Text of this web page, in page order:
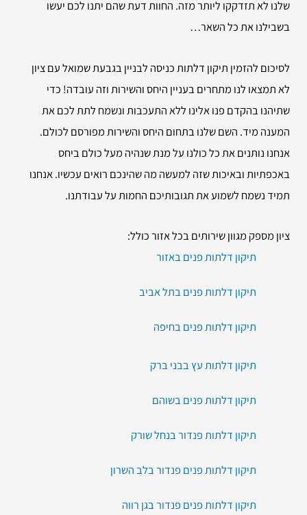
שלנו לא תזדקקו ליותר מזה. החוות דעת שהם יתנו לכם יעשו
בשבילנו את כל השאר…
לסיכום להזמין תיקון דלתות כניסה לבניין בגבעת שמואל עם ציון
לא תמצאו לנו מתחרים בעניין היחס והשירות וזה עובדה! כדי
שתיהנו בהקדם פנו אלינו ללא התעכבות ונשמח לתת לכם את
המענה מיד. השם שלנו בתחום היחס והשירות מפורסם לכולם.
אנחנו נותנים את כל כולנו על מנת שנהיה מעל כולם ביחס
באכפתיות ובאיכות שזה למעשה מה שהינכם רואים עכשיו. אנחנו
תמיד נשמח לשמוע את תגובותיכם החמות על עבודתנו.
ציון מספק מגוון שירותים בכל אזור כולל:
תיקון דלתות פנים באזור
תיקון דלתות פנים בתל אביב
תיקון דלתות פנים בחיפה
תיקון דלתות עץ בבני ברק
תיקון דלתות פנים בשוהם
תיקון דלתות פנדור בנחל שורק
תיקון דלתות פנים פנדור בלב השרון
תיקון דלתות פנים פנדור בגן רווה